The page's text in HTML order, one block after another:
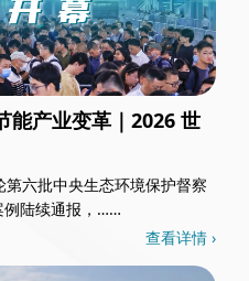
能产业变革｜2026 世
六批中央生态环境保护督察
例陆续通报，……
查看详情 ›